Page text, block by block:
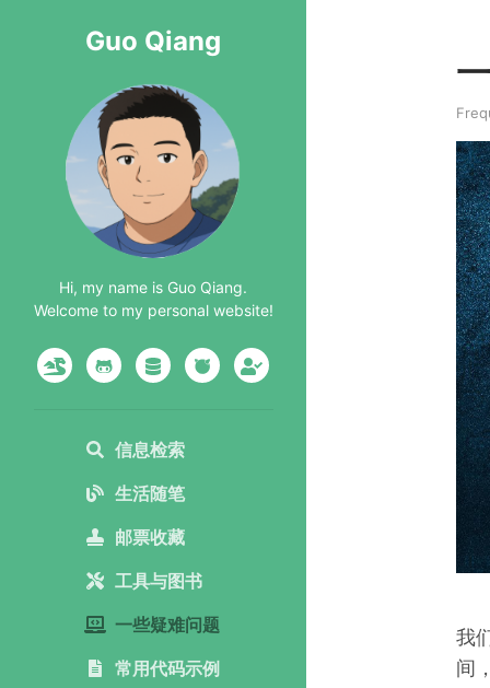
Guo Qiang
Hi, my name is Guo Qiang.
Welcome to my personal website!
信息检索
生活随笔
邮票收藏
工具与图书
一些疑难问题
常用代码示例
我
间